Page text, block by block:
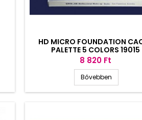
HD MICRO FOUNDATION
PALETTE 5 COLORS 19015
Ár
8 820 Ft
Bővebben